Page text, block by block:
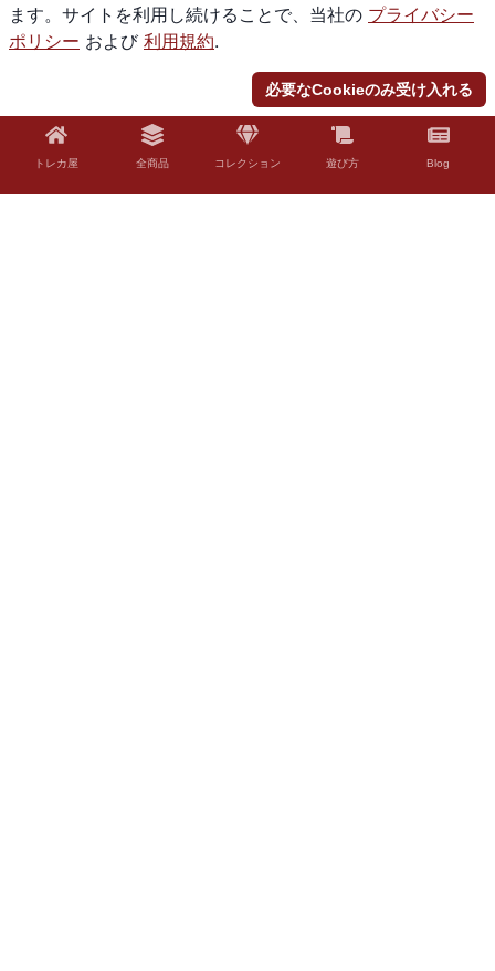
ます。サイトを利用し続けることで、当社の プライバシー
ポリシー および 利用規約.
必要なCookieのみ受け入れる
トレカ屋 全商品 コレクション 遊び方 Blog